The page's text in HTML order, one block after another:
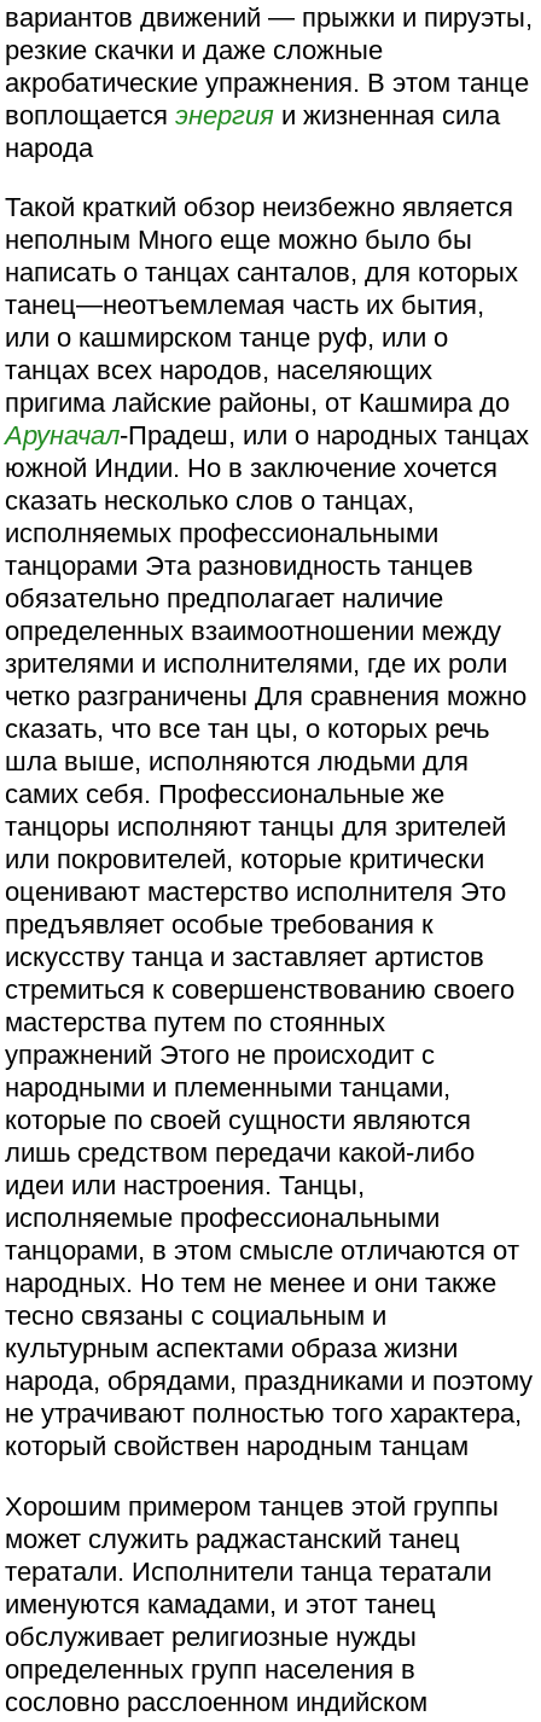
вариантов движений — прыжки и пируэты,
резкие скачки и даже сложные
акробатические упражнения. В этом танце
воплощаетсяэнергия и жизненная сила
народа
Такой краткий обзор неизбежно является
неполным Много еще можно было бы
написать о танцах санталов, для которых
танец—неотъемлемая часть их бытия,
или о кашмирском танце руф, или о
танцах всех народов, населяющих
пригима лайские районы, от Кашмира до
Аруначал-Прадеш, или о народных танцах
южной Индии. Но в заключение хочется
сказать несколько слов о танцах,
исполняемых профессиональными
танцорами Эта разновидность танцев
обязательно предполагает наличие
определенных взаимоотношении между
зрителями и исполнителями, где их роли
четко разграничены Для сравнения можно
сказать, что все тан цы, о которых речь
шла выше, исполняются людьми для
самих себя. Профессиональные же
танцоры исполняют танцы для зрителей
или покровителей, которые критически
оценивают мастерство исполнителя Это
предъявляет особые требования к
искусству танца и заставляет артистов
стремиться к совершенствованию своего
мастерства путем по стоянных
упражнений Этого не происходит с
народными и племенными танцами,
которые по своей сущности являются
лишь средством передачи какой-либо
идеи или настроения. Танцы,
исполняемые профессиональными
танцорами, в этом смысле отличаются от
народных. Но тем не менее и они также
тесно связаны с социальным и
культурным аспектами образа жизни
народа, обрядами, праздниками и поэтому
не утрачивают полностью того характера,
который свойствен народным танцам
Хорошим примером танцев этой группы
может служить раджастанский танец
тератали. Исполнители танца тератали
именуются камадами, и этот танец
обслуживает религиозные нужды
определенных групп населения в
сословно расслоенном индийском